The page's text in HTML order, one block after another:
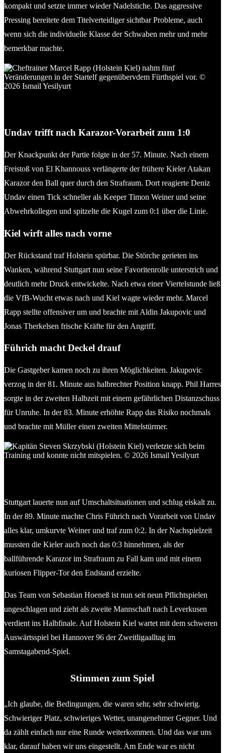
kompakt und setzte immer wieder Nadelstiche. Das aggressive
Pressing bereitete dem Titelverteidiger sichtbar Probleme, auch
wenn sich die individuelle Klasse der Schwaben mehr und mehr
bemerkbar machte.
Undav trifft nach Karazor-Vorarbeit zum 1:0
Der Knackpunkt der Partie folgte in der 57. Minute. Nach einem
Freistoß von El Khannouss verlängerte der frühere Kieler Atakan
Karazor den Ball quer durch den Strafraum. Dort reagierte Deniz
Undav einen Tick schneller als Keeper Timon Weiner und seine
Abwehrkollegen und spitzelte die Kugel zum 0:1 über die Linie.
Kiel wirft alles nach vorne
Der Rückstand traf Holstein spürbar. Die Störche gerieten ins
Wanken, während Stuttgart nun seine Favoritenrolle unterstrich und
deutlich mehr Druck entwickelte. Nach etwa einer Viertelstunde ließ
die VfB-Wucht etwas nach und Kiel wagte wieder mehr. Marcel
Rapp stellte offensiver um und brachte mit Aldin Jakupovic und
Jonas Therkelsen frische Kräfte für den Angriff.
Führich macht Deckel drauf
Die Gastgeber kamen noch zu ihren Möglichkeiten. Jakupovic
verzog in der 81. Minute aus halbrechter Position knapp. Phil Harres
sorgte in der zweiten Halbzeit mit einem gefährlichen Distanzschuss
für Unruhe. In der 83. Minute erhöhte Rapp das Risiko nochmals
und brachte mit Müller einen zweiten Mittelstürmer.
Stuttgart lauerte nun auf Umschaltsituationen und schlug eiskalt zu.
In der 89. Minute machte Chris Führich nach Vorarbeit von Undav
alles klar, umkurvte Weiner und traf zum 0:2. In der Nachspielzeit
mussten die Kieler auch noch das 0:3 hinnehmen, als der
ballführende Karazor im Strafraum zu Fall kam und mit einem
kuriosen Flipper-Tor den Endstand erzielte.
Das Team von Sebastian Hoeneß ist nun seit neun Pflichtspielen
ungeschlagen und zieht als zweite Mannschaft nach Leverkusen
verdient ins Halbfinale. Auf Holstein Kiel wartet mit dem schweren
Auswärtsspiel bei Hannover 96 der Zweitligaalltag im
Samstagabend-Spiel.
Stimmen zum Spiel
„Ich glaube, die Bedingungen, die waren sehr, sehr schwierig.
Schwieriger Platz, schwieriges Wetter, unangenehmer Gegner. Und
da zählt einfach nur eine Runde weiterkommen. Und das war uns
klar, darauf haben wir uns eingestellt. Am Ende war es nicht